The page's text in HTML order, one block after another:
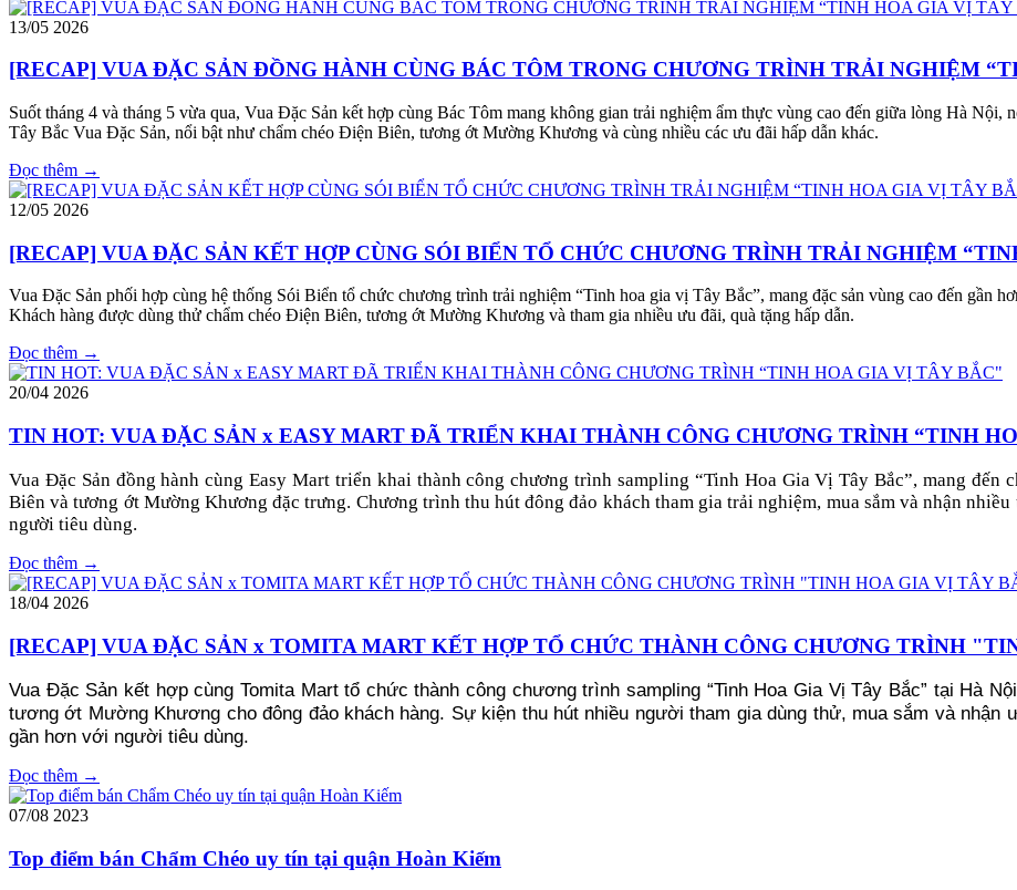
13/05 2026
[RECAP] VUA ĐẶC SẢN ĐỒNG HÀNH CÙNG BÁC TÔM TRONG CHƯƠNG TRÌNH TRẢI NGHIỆM
Suốt tháng 4 và tháng 5 vừa qua, Vua Đặc Sản kết hợp cùng Bác Tôm mang không gian trải nghiệm ẩm thực vùng cao đến giữa lòng Hà
Tây Bắc Vua Đặc Sản, nổi bật như chẩm chéo Điện Biên, tương ớt Mường Khương và cùng nhiều các ưu đãi hấp dẫn khác.
Đọc thêm →
12/05 2026
[RECAP] VUA ĐẶC SẢN KẾT HỢP CÙNG SÓI BIỂN TỔ CHỨC CHƯƠNG TRÌNH TRẢI NGHIỆM
Vua Đặc Sản phối hợp cùng hệ thống Sói Biển tổ chức chương trình trải nghiệm “Tinh hoa gia vị Tây Bắc”, mang đặc sản vùng cao đến gần
Khách hàng được dùng thử chẩm chéo Điện Biên, tương ớt Mường Khương và tham gia nhiều ưu đãi, quà tặng hấp dẫn.
Đọc thêm →
20/04 2026
TIN HOT: VUA ĐẶC SẢN x EASY MART ĐÃ TRIỂN KHAI THÀNH CÔNG CHƯƠNG TRÌNH “TINH
Vua Đặc Sản đồng hành cùng Easy Mart triển khai thành công chương trình sampling “Tinh Hoa Gia Vị Tây Bắc”, mang
Biên và tương ớt Mường Khương đặc trưng. Chương trình thu hút đông đảo khách tham gia trải nghiệm, mua sắm và nhận
người tiêu dùng.
Đọc thêm →
18/04 2026
[RECAP] VUA ĐẶC SẢN x TOMITA MART KẾT HỢP TỔ CHỨC THÀNH CÔNG CHƯƠNG TRÌNH
Vua Đặc Sản kết hợp cùng Tomita Mart tổ chức thành công chương trình sampling “Tinh Hoa Gia Vị Tây Bắc” tại Hà
tương ớt Mường Khương cho đông đảo khách hàng. Sự kiện thu hút nhiều người tham gia dùng thử, mua sắm và nhận
gần hơn với người tiêu dùng.
Đọc thêm →
07/08 2023
Top điểm bán Chẩm Chéo uy tín tại quận Hoàn Kiếm